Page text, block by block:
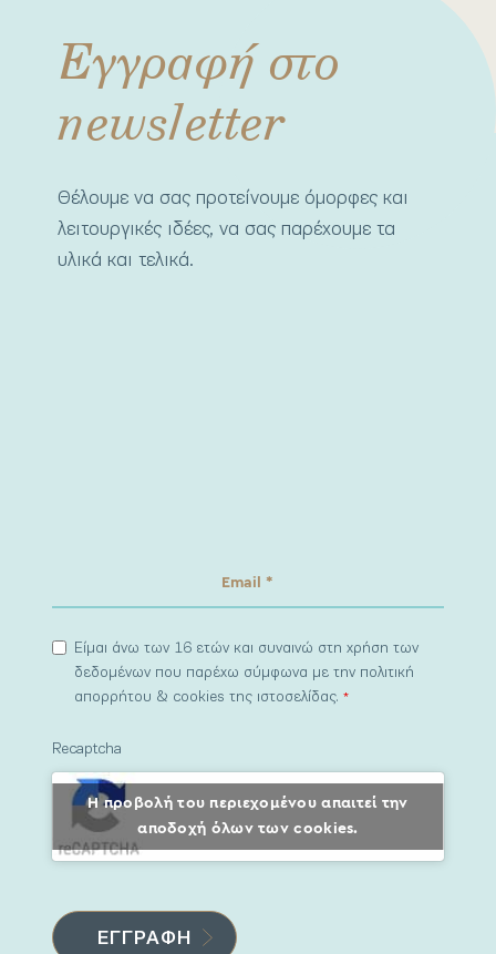
Εγγραφή στο
newsletter
Θέλουμε να σας προτείνουμε όμορφες και
λειτουργικές ιδέες, να σας παρέχουμε τα
υλικά και τελικά.
Είμαι άνω των 16 ετών και συναινώ στη χρήση των
δεδομένων που παρέχω σύμφωνα με την πολιτική
απορρήτου & cookies της ιστοσελίδας.*
Recaptcha
Η προβολή του περιεχομένου απαιτεί την
αποδοχή όλων των cookies.